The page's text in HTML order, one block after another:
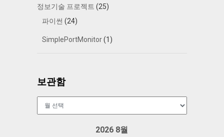
정보기술 프로젝트 (25)
파이썬 (24)
SimplePortMonitor(1)
보관함
2026 8월